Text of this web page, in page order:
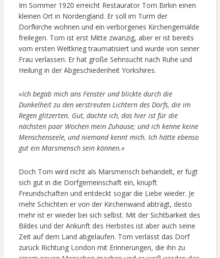
Im Sommer 1920 erreicht Restaurator Tom Birkin einen
kleinen Ort in Nordengland. Er soll im Turm der
Dorfkirche wohnen und ein verborgenes Kirchengemälde
freilegen. Tom ist erst Mitte zwanzig, aber er ist bereits
vom ersten Weltkrieg traumatisiert und wurde von seiner
Frau verlassen. Er hat große Sehnsucht nach Ruhe und
Heilung in der Abgeschiedenheit Yorkshires.
»Ich begab mich ans Fenster und blickte durch die
Dunkelheit zu den verstreuten Lichtern des Dorfs, die im
Regen glitzerten. Gut, dachte ich, das hier ist für die
nächsten paar Wochen mein Zuhause; und ich kenne keine
Menschenseele, und niemand kennt mich. Ich hätte ebenso
gut ein Marsmensch sein können.«
Doch Tom wird nicht als Marsmensch behandelt, er fügt
sich gut in die Dorfgemeinschaft ein, knüpft
Freundschaften und entdeckt sogar die Liebe wieder. Je
mehr Schichten er von der Kirchenwand abträgt, desto
mehr ist er wieder bei sich selbst. Mit der Sichtbarkeit des
Bildes und der Ankunft des Herbstes ist aber auch seine
Zeit auf dem Land abgelaufen. Tom verlässt das Dorf
zurück Richtung London mit Erinnerungen, die ihn zu